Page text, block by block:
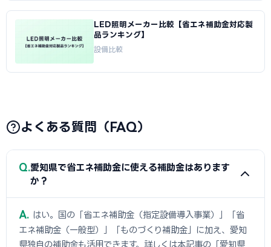
LED照明メーカー比較【省エネ補助金対応製
品ランキング】
設備比較
よくある質問（FAQ）
Q 愛知県で省エネ補助金に使える補助金はあります
か？
A
はい。国の「省エネ補助金（指定設備導入事業）」「省
エネ補助金（一般型）」「ものづくり補助金」に加え、愛知
県独自の補助金も活用できます。詳しくは本記事の「愛知県